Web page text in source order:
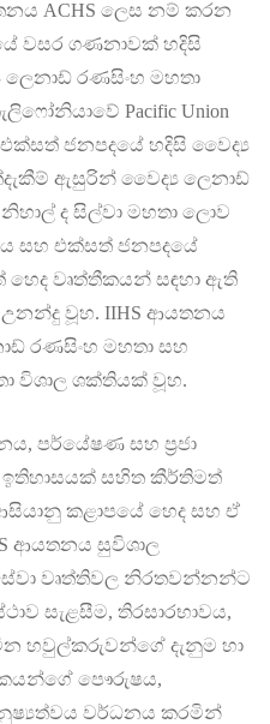
ACHS ලෙස නම් කරන
වසර ගණනාවක් හදිසි
ලෙනාඩ් රණසිංහ මහතා
Pacific Union
එක්සත් ජනපදයේ හදිසි වෛද්‍ය
ඇසුරින් වෛද්‍ය ලෙනාඩ්
ද සිල්වා මහතා ලොව
සහ එක්සත් ජනපදයේ
වෘත්තීකයන් සඳහා ඇති
උනන්දු වූහ. IIHS ආයතනය
රණසිංහ මහතා සහ
විශාල ශක්තියක් වූහ.
පර්යේෂණ සහ ප්‍රජා
ඉතිහාසයක් සහිත කීර්තිමත්
කළාපයේ හෙද සහ ඒ
ආයතනය සුවිශාල
වෘත්තිවල නිරතවන්නන්ට
සැළසීම, තිරසාරභාවය,
හවුල්කරුවන්ගේ දැනුම හා
පෞරුෂය,
වර්ධනය කරමින්